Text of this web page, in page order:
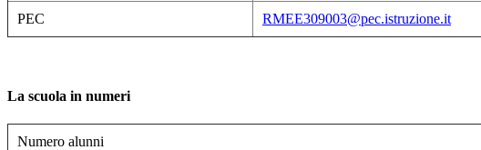
PEC RMEE309003@pec.istruzione.it
La scuola in numeri
Numero alunni